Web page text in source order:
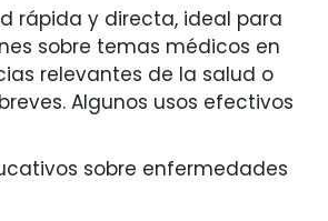
rápida y directa, ideal para
sobre temas médicos en
relevantes de la salud o
Algunos usos efectivos
sobre enfermedades